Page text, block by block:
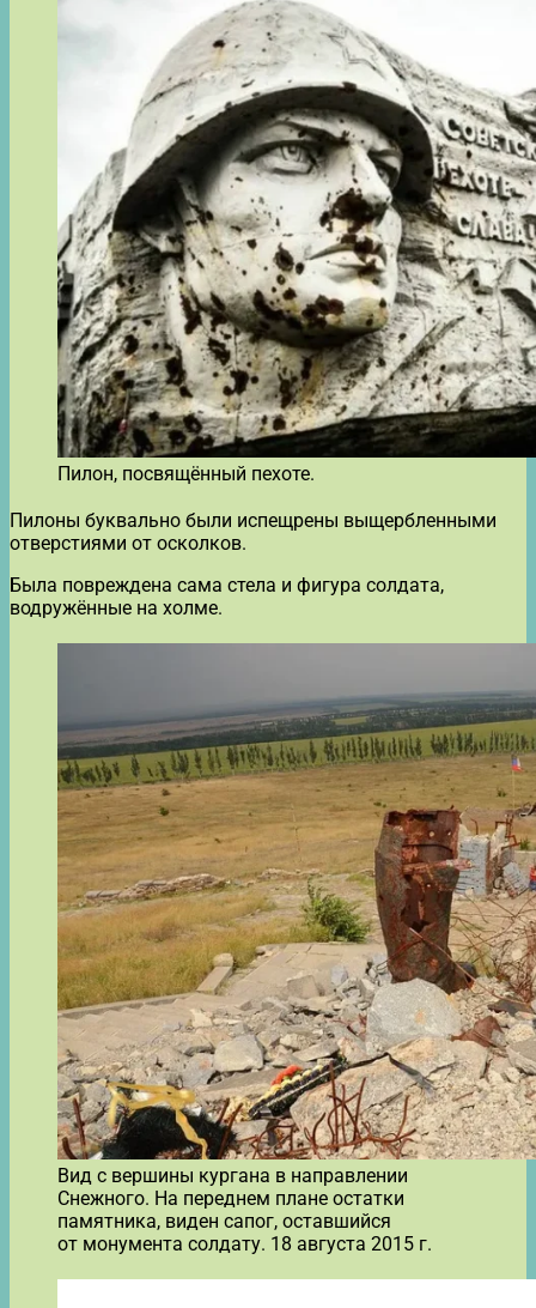
Пилон, посвящённый пехоте.
Пилоны буквально были испещрены выщербленными
отверстиями от осколков.
Была повреждена сама стела и фигура солдата,
водружённые на холме.
Вид с вершины кургана в направлении
Снежного. На переднем плане остатки
памятника, виден сапог, оставшийся
от монумента солдату. 18 августа 2015 г.